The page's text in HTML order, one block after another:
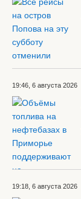
19:46, 6 августа 2026
19:18, 6 августа 2026